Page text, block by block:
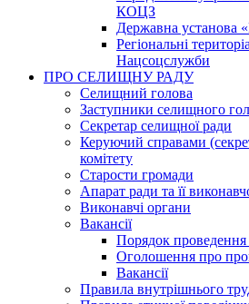
КОЦЗ
Державна установа
Регіональні
Нацсоцслужби
ПРО СЕЛИЩНУ РАДУ
Селищний голова
Заступники селищного
Секретар селищної ради
Керуючий справами
комітету
Старости громади
Апарат ради та її
Виконавчі органи
Вакансії
Порядок проведення
Оголошення про
Вакансії
Правила внутрішнього